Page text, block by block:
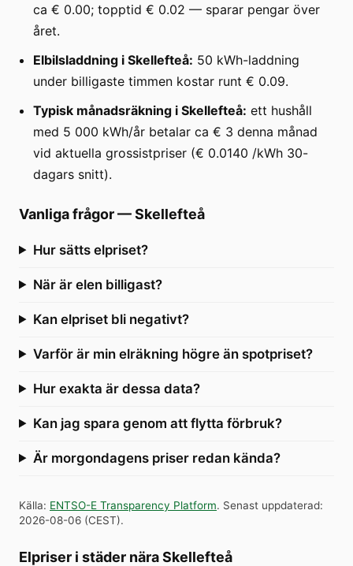
ca € 0.00; topptid € 0.02 — sparar pengar över
året.
Elbilsladdning i Skellefteå: 50 kWh-laddning
under billigaste timmen kostar runt € 0.09.
Typisk månadsräkning i Skellefteå: ett hushåll
med 5 000 kWh/år betalar ca € 3 denna månad
vid aktuella grossistpriser (€ 0.0140 /kWh 30-
dagars snitt).
Vanliga frågor—Skellefteå
Hur sätts elpriset?
När är elen billigast?
Kan elpriset bli negativt?
Varför är min elräkning högre än spotpriset?
Hur exakta är dessa data?
Kan jag spara genom att flytta förbruk?
Är morgondagens priser redan kända?
Källa: ENTSO-E Transparency Platform. Senast uppdaterad:
2026-08-06 (CEST).
Elpriser i städer nära Skellefteå